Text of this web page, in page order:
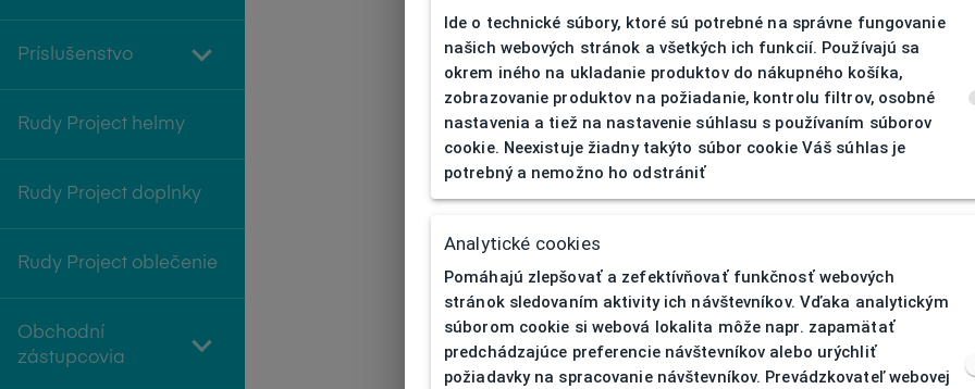
Príslušenstvo
Rudy Project helmy
Rudy Project doplnky
Rudy Project oblečenie
Obchodní
zástupcovia
Ide o technické súbory, ktoré sú potrebné na správne fungovanie
našich webových stránok a všetkých ich funkcií. Používajú sa
okrem iného na ukladanie produktov do nákupného košíka,
zobrazovanie produktov na požiadanie, kontrolu filtrov, osobné
nastavenia a tiež na nastavenie súhlasu s používaním súborov
cookie. Neexistuje žiadny takýto súbor cookie Váš súhlas je
potrebný a nemožno ho odstrániť
Analytické cookies
Pomáhajú zlepšovať a zefektívňovať funkčnosť webových
stránok sledovaním aktivity ich návštevníkov. Vďaka analytickým
súborom cookie si webová lokalita môže napr. zapamätať
predchádzajúce preferencie návštevníkov alebo urýchliť
požiadavky na spracovanie návštevníkov. Prevádzkovateľ webovej